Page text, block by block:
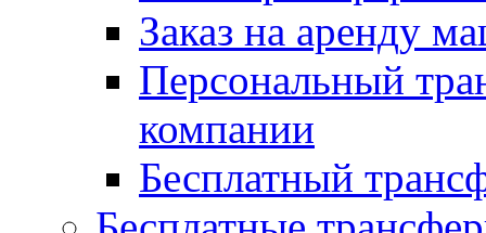
Заказ на аренду
Персональный
компании
Бесплатный